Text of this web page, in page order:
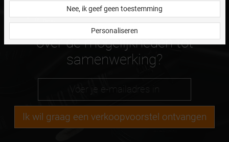
Ben je een beauty
professional en heb je vragen
over de mogelijkheden tot
samenwerking?
Ik wil graag een verkoopvoorstel ontvangen
Nee, ik geef geen toestemming
Personaliseren